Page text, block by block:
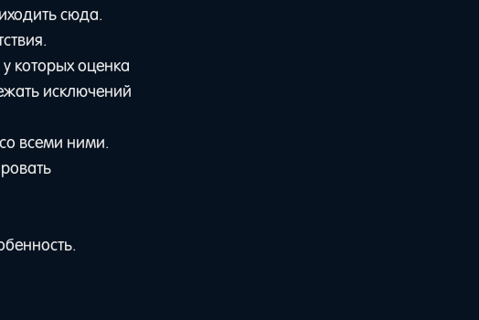
сюда.
которых оценка
исключений
всеми ними.